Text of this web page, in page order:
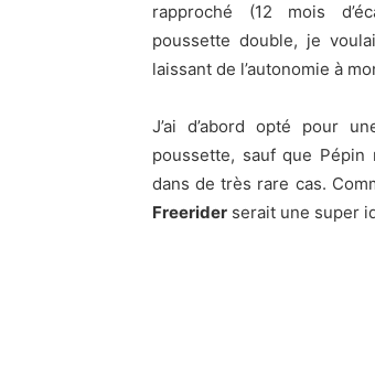
rapproché (12 mois
poussette double, je
laissant de l’autonomie à
J’ai d’abord opté pour
poussette, sauf que Pépin
dans de très rare cas.
Freerider serait une super